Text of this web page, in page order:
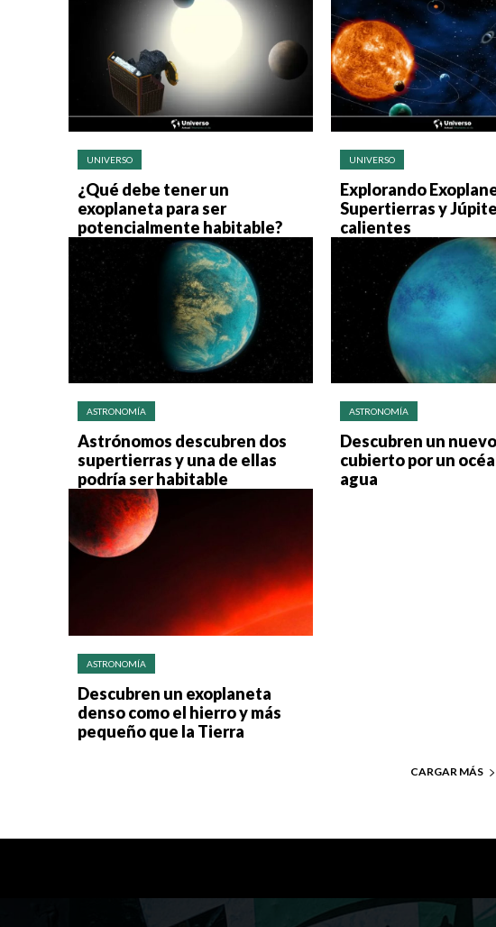
UNIVERSO
¿Qué debe tener un
exoplaneta para ser
potencialmente habitable?
UNIVERSO
Explorando
Supertierras y
calientes
ASTRONOMÍA
Astrónomos descubren dos
supertierras y una de ellas
podría ser habitable
ASTRONOMÍA
Descubren un
cubierto por un
agua
ASTRONOMÍA
Descubren un exoplaneta
denso como el hierro y más
pequeño que la Tierra
CARGAR MÁS